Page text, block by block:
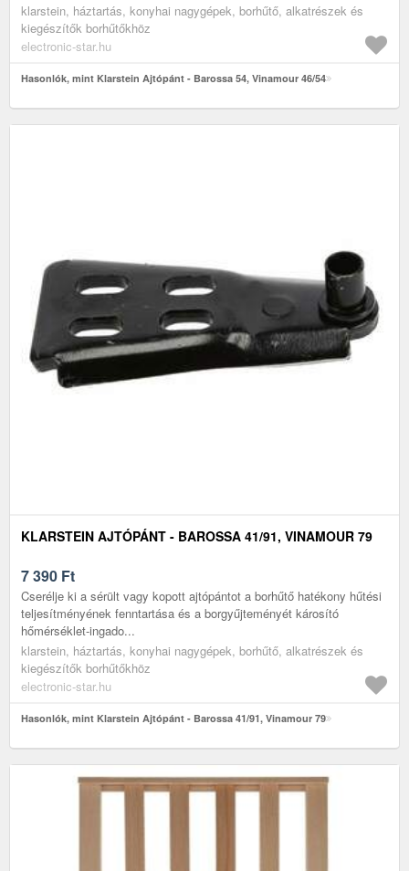
klarstein, háztartás, konyhai nagygépek, borhűtő, alkatrészek és
kiegészítők borhűtőkhöz
electronic-star.hu
Hasonlók, mint Klarstein Ajtópánt - Barossa 54, Vinamour 46/54
KLARSTEIN AJTÓPÁNT - BAROSSA 41/91, VINAMOUR 79
7 390 Ft
Cserélje ki a sérült vagy kopott ajtópántot a borhűtő hatékony hűtési
teljesítményének fenntartása és a borgyűjteményét károsító
hőmérséklet-ingado...
klarstein, háztartás, konyhai nagygépek, borhűtő, alkatrészek és
kiegészítők borhűtőkhöz
electronic-star.hu
Hasonlók, mint Klarstein Ajtópánt - Barossa 41/91, Vinamour 79